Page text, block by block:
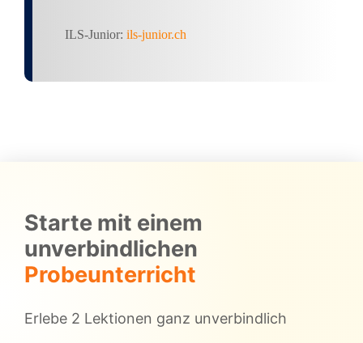
ILS-Junior: ils-junior.ch
Starte mit einem
unverbindlichen
Probeunterricht
Erlebe 2 Lektionen ganz unverbindlich